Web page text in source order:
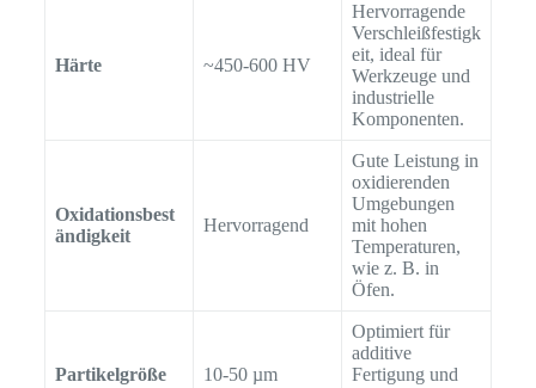
Härte ~450-600 HV
Hervorragende
Verschleißfestigk
eit, ideal für
Werkzeuge und
industrielle
Komponenten.
Oxidationsbest
ändigkeit
Hervorragend
Gute Leistung in
oxidierenden
Umgebungen
mit hohen
Temperaturen,
wie z. B. in
Öfen.
Partikelgröße 10-50 µm
Optimiert für
additive
Fertigung und